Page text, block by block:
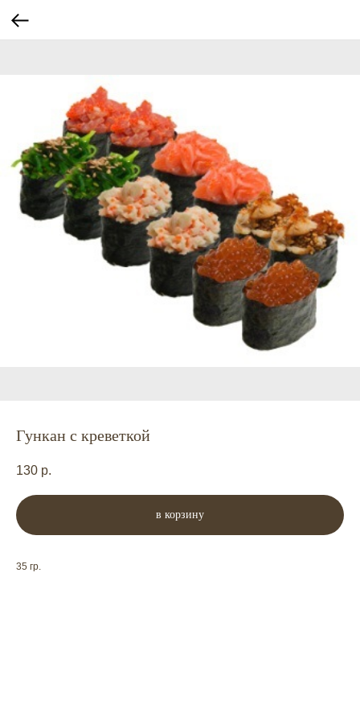
Гункан с креветкой
130 р.
в корзину
35 гр.